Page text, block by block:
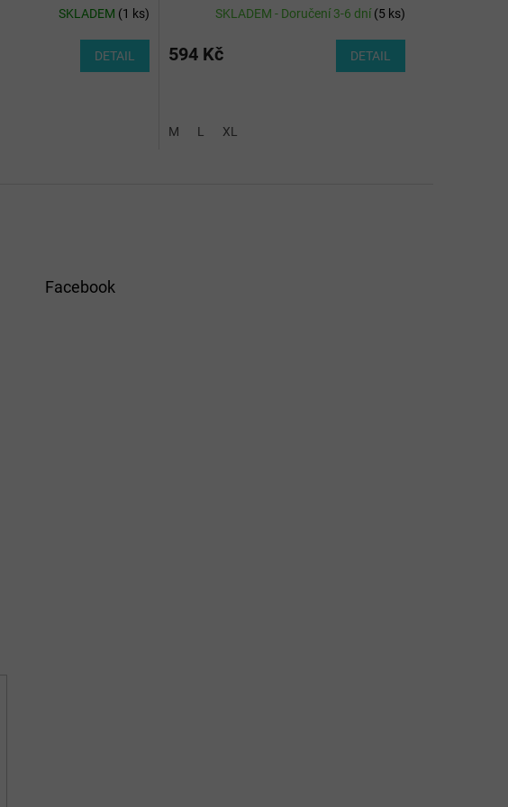
SKLADEM (1 ks)
DETAIL
SKLADEM - Doručení 3-6 dní(5 ks)
594 Kč DETAIL
M L XL
Facebook